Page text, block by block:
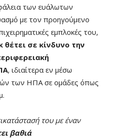
των ευάλωτων
με τον προηγούμενο
εμπλοκές του,
σε κίνδυνο την
, ιδιαίτερα εν μέσω
των ΗΠΑ σε ομάδες όπως
του με έναν
βαθιά